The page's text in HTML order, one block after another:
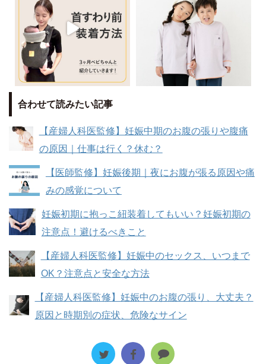
合わせて読みたい記事
【産婦人科医監修】妊娠中期のお腹の張りや腹痛
の原因｜仕事は行く？休む？
【医師監修】妊娠後期｜夜にお腹が張る原因や痛
みの感覚について
妊娠初期に抱っこ紐装着してもいい？妊娠初期の
注意点！避けるべきこと
【産婦人科医監修】妊娠中のセックス、いつまで
OK？注意点と安全な方法
【産婦人科医監修】妊娠中のお腹の張り、大丈夫？
原因と時期別の症状、危険なサイン